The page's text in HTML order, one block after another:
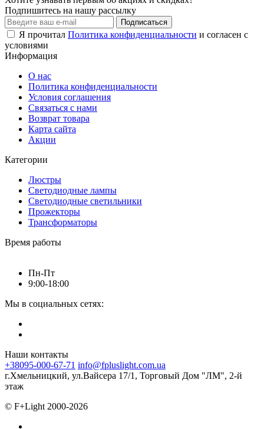
Подпишитесь на нашу рассылку
Подписаться
Я прочитал Политика конфиденциальности и согласен с
условиями
Информация
О нас
Политика конфиденциальности
Условия соглашения
Связаться с нами
Возврат товара
Карта сайта
Акции
Категории
Люстры
Светодиодные лампы
Светодиодные светильники
Прожекторы
Трансформаторы
Время работы
Пн-Пт
9:00-18:00
Мы в социальных сетях:
Наши контакты
+38095-000-67-71 info@fpluslight.com.ua
г.Хмельницкий, ул.Вайсера 17/1, Торговый Дом "ЛМ", 2-й
этаж
© F+Light 2000-2026